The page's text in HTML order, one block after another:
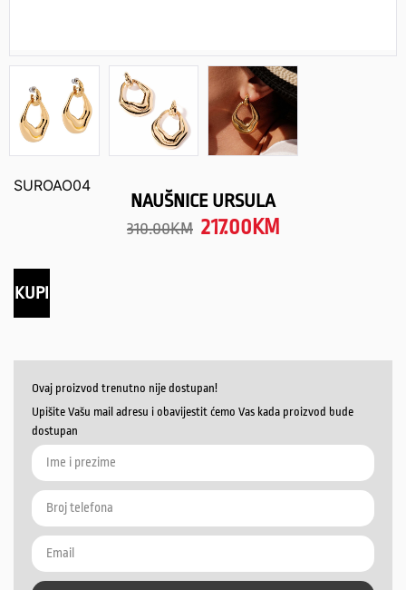
SUROAO04
NAUŠNICE URSULA
310.00KM 217.00 KM
KUPI
Ovaj proizvod trenutno nije dostupan!
Upišite Vašu mail adresu i obavijestit ćemo Vas kada proizvod bude
dostupan